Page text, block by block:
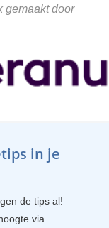
gemaakt door
in je
de tips al!
via